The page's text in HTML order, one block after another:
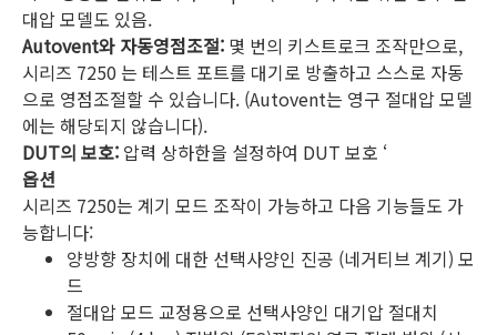
대압 모델도 있음.
Autovent와 자동영점조절: 몇 번의 키스트로크 조작만으로,
시리즈 7250 는 테스트 포트를 대기로 방출하고 스스로 자동
으로 영점조절할 수 있습니다. (Autovent는 영구 절대압 모델
에는 해당되지 않습니다).
DUT의 보호: 압력 상하한을 설정하여 DUT 보호 ‘
옵션
시리즈 7250는 계기 모드 조작이 가능하고 다음 기능들도 가
능합니다:
양방향 장치에 대한 선택사양인 진공 (네거티브 계기) 모
드
절대압 모드 교정용으로 선택사양인 대기압 절대치